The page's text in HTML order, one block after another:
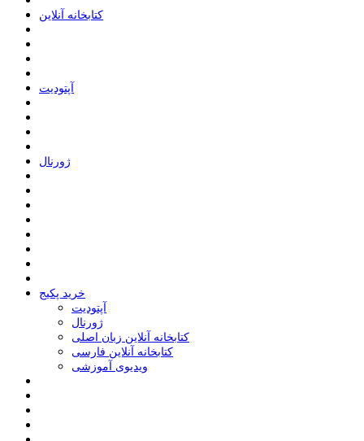
ﮐﺘﺎﺑﺨﺎﻧﻪ ﺁﻧﻼﯾﻦ
ﺁﭘﺘﻮﺩﯾﺖ
ﮊﻭﺭﻧﺎﻝ
خرید پکیج
ﺁﭘﺘﻮﺩﯾﺖ
ﮊﻭﺭﻧﺎﻝ
کتابخانه آنلاین زبان اصلی
کتابخانه آنلاین فارسی
ویدیوی آموزشی